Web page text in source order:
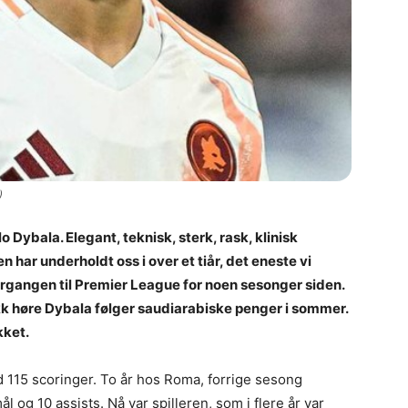
Dybala. Elegant, teknisk, sterk, rask, klinisk
har underholdt oss i over et tiår, det eneste vi
til Premier League for noen sesonger siden.
Dybala følger saudiarabiske penger i sommer.
scoringer. To år hos Roma, forrige sesong
og 10 assists. Nå var spilleren, som i flere år var